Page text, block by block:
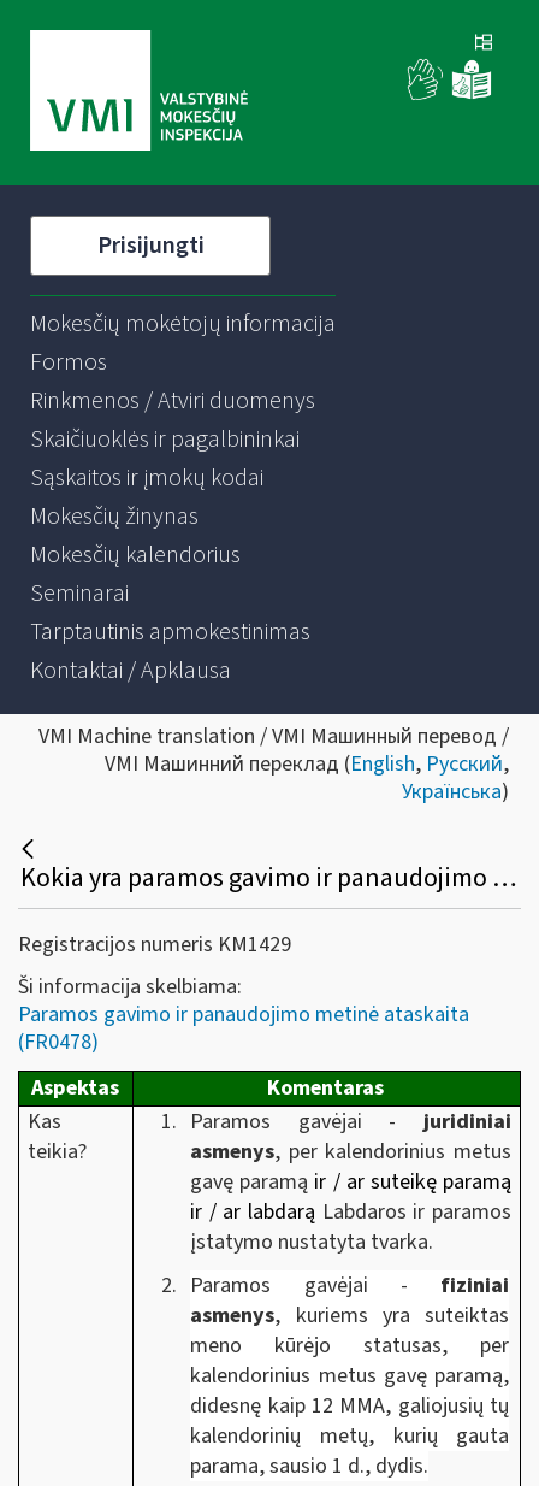
Prisijungti
Mokesčių mokėtojų informacija
Formos
Rinkmenos / Atviri duomenys
Skaičiuoklės ir pagalbininkai
Sąskaitos ir įmokų kodai
Mokesčių žinynas
Mokesčių kalendorius
Seminarai
Tarptautinis apmokestinimas
Kontaktai / Apklausa
VMI Machine translation / VMI Машинный перевод /
VMI Машинний переклад (English, Русский,
Українська)
Kokia yra paramos gavimo ir panaudojimo metinės ataskaitos (FR0478) teikimo tvarka?
Registracijos numeris KM1429
Ši informacija skelbiama:
Paramos gavimo ir panaudojimo metinė ataskaita
(FR0478)
Aspektas
Komentaras
Kas
teikia?
Paramos gavėjai -juridiniai
asmenys, per kalendorinius metus
gavę paramą ir / ar suteikę paramą
ir / ar labdarą Labdaros ir paramos
įstatymo nustatyta tvarka.
Paramos gavėjai - fiziniai
asmenys, kuriems yra suteiktas
meno kūrėjo statusas, per
kalendorinius metus gavę paramą,
didesnę kaip 12 MMA, galiojusių tų
kalendorinių metų, kurių gauta
parama, sausio 1 d., dydis.